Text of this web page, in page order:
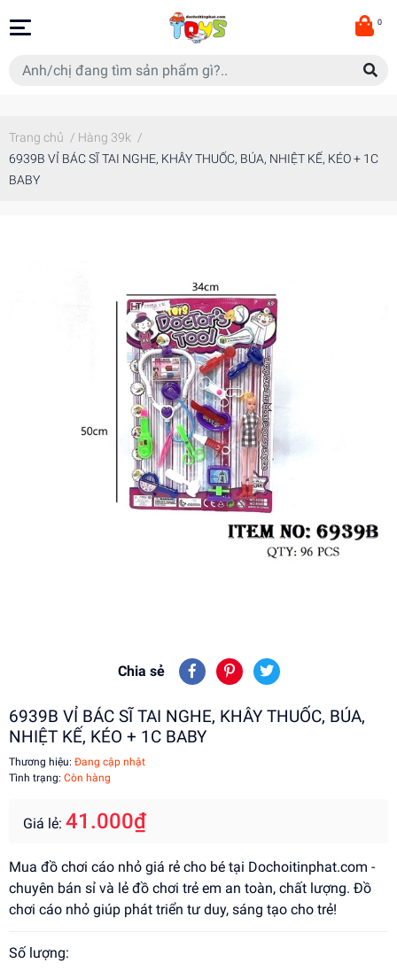
0
Trang chủ / Hàng 39k /
6939B VỈ BÁC SĨ TAI NGHE, KHÂY THUỐC, BÚA, NHIỆT KẾ, KÉO + 1C
BABY
Chia sẻ
6939B VỈ BÁC SĨ TAI NGHE, KHÂY THUỐC, BÚA,
NHIỆT KẾ, KÉO + 1C BABY
Thương hiệu: Đang cập nhật
Tình trạng: Còn hàng
Giá lẻ: 41.000₫
Mua đồ chơi cáo nhỏ giá rẻ cho bé tại Dochoitinphat.com -
chuyên bán sỉ và lẻ đồ chơi trẻ em an toàn, chất lượng. Đồ
chơi cáo nhỏ giúp phát triển tư duy, sáng tạo cho trẻ!
Số lượng: